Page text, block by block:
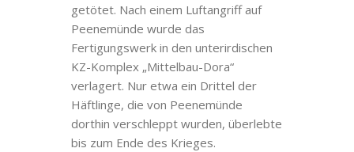
getötet. Nach einem Luftangriff auf
Peenemünde wurde das
Fertigungswerk in den unterirdischen
KZ-Komplex „Mittelbau-Dora“
verlagert. Nur etwa ein Drittel der
Häftlinge, die von Peenemünde
dorthin verschleppt wurden, überlebte
bis zum Ende des Krieges.